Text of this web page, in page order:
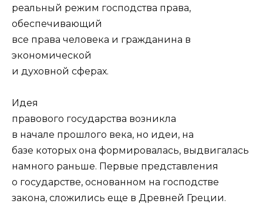
реальный режим господства права,
обеспечивающий
все права человека и гражданина в
экономической
и духовной сферах.
Идея
правового государства возникла
в начале прошлого века, но идеи, на
базе которых она формировалась, выдвигалась
намного раньше. Первые представления
о государстве, основанном на господстве
закона, сложились еще в Древней Греции.